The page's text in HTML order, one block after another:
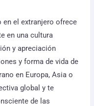
en el extranjero ofrece
en una cultura
y apreciación
y forma de vida de
en Europa, Asia o
global y te
de las